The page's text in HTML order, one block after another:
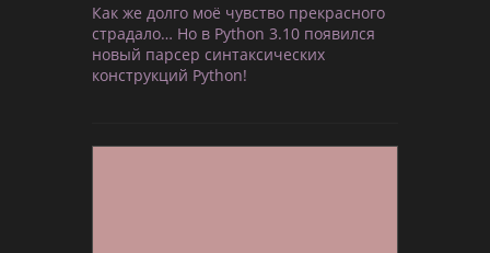
Как же долго моё чувство прекрасного
страдало… Но в Python 3.10 появился
новый парсер синтаксических
конструкций Python!